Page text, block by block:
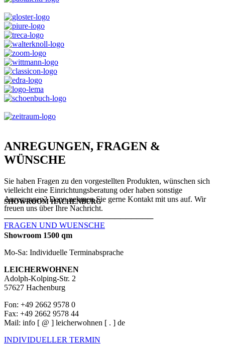
ANREGUNGEN, FRAGEN &
WÜNSCHE
Sie haben Fragen zu den vorgestellten Produkten, wünschen sich
vielleicht eine Einrichtungsberatung oder haben sonstige
Anregungen? Dann nehmen Sie gerne Kontakt mit uns auf. Wir
freuen uns über Ihre Nachricht.
FRAGEN UND WUENSCHE
SHOWROOM HACHENBURG
───────────────────────────
Showroom 1500 qm
Mo-Sa: Individuelle Terminabsprache
LEICHERWOHNEN
Adolph-Kolping-Str. 2
57627 Hachenburg
Fon: +49 2662 9578 0
Fax: +49 2662 9578 44
Mail: info [ @ ] leicherwohnen [ . ] de
INDIVIDUELLER TERMIN